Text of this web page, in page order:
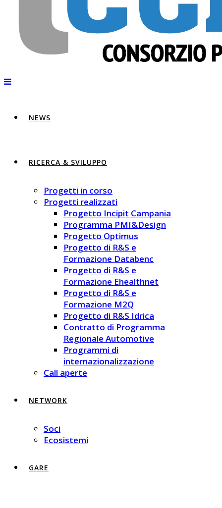
NEWS
RICERCA & SVILUPPO
Progetti in corso
Progetti realizzati
Progetto Incipit Campania
Programma PMI&Design
Progetto Optimus
Progetto di R&S e
Formazione Databenc
Progetto di R&S e
Formazione Ehealthnet
Progetto di R&S e
Formazione M2Q
Progetto di R&S Idrica
Contratto di Programma
Regionale Automotive
Programmi di
internazionalizzazione
Call aperte
NETWORK
Soci
Ecosistemi
GARE